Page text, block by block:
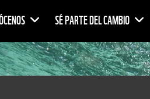
SÉ PARTE DEL CAMBIO